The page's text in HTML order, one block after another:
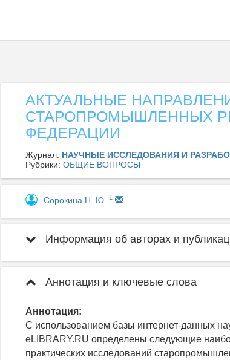
АКТУАЛЬНЫЕ
СТАРОПРОМЫШЛЕННЫХ
ФЕДЕРАЦИИ
Журнал: НАУЧНЫЕ ИССЛЕДОВАНИЯ И
Рубрики: ОБЩИЕ ВОПРОСЫ
Сорокина Н. Ю. 1
Информация об авторах и
Аннотация и ключевые слова
Аннотация:
С использованием базы интернет-данных
eLIBRARY.RU определены следующие
практических исследований